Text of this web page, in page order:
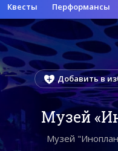
Квесты Перформансы
Добавить в
Музей
Музей